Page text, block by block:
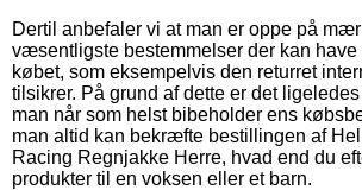
Dertil anbefaler vi at man er oppe på
væsentligste bestemmelser der kan have
købet, som eksempelvis den returret
tilsikrer. På grund af dette er det
man når som helst bibeholder ens
man altid kan bekræfte bestillingen af
Racing Regnjakke Herre, hvad end du
produkter til en voksen eller et barn.